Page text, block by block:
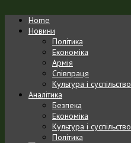
Home
Новини
Політика
Економіка
Армія
Співпраця
Культура і суспільство
Аналітика
Безпека
Економіка
Культура і суспільство
Політика